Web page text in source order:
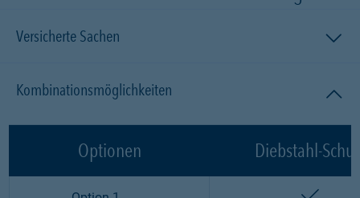
Versicherte Sachen
Kombinationsmöglichkeiten
Optionen Diebstahl-